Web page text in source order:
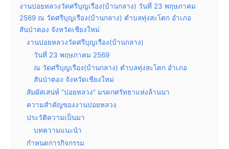
งานปอยหลวงวัดศรีบุญเรือง(บ้านกลาง) วันที่ 23 พฤษภาคม
2569 ณ วัดศรีบุญเรือง(บ้านกลาง) ตำบลทุ่งสะโตก อำเภอ
สันป่าตอง จังหวัดเชียงใหม่
งานปอยหลวงวัดศรีบุญเรือง(บ้านกลาง)
วันที่ 23 พฤษภาคม 2569
ณ วัดศรีบุญเรือง(บ้านกลาง) ตำบลทุ่งสะโตก อำเภอ
สันป่าตอง จังหวัดเชียงใหม่
สัมผัสเสน่ห์ “ปอยหลวง” มรดกศรัทธาแห่งล้านนา
ความสำคัญของงานปอยหลวง
ประวัติความเป็นมา
บทความแนะนำ
กำหนดการกิจกรรม